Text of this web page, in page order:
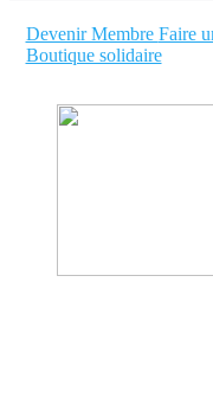
Devenir Membre Faire
Boutique solidaire